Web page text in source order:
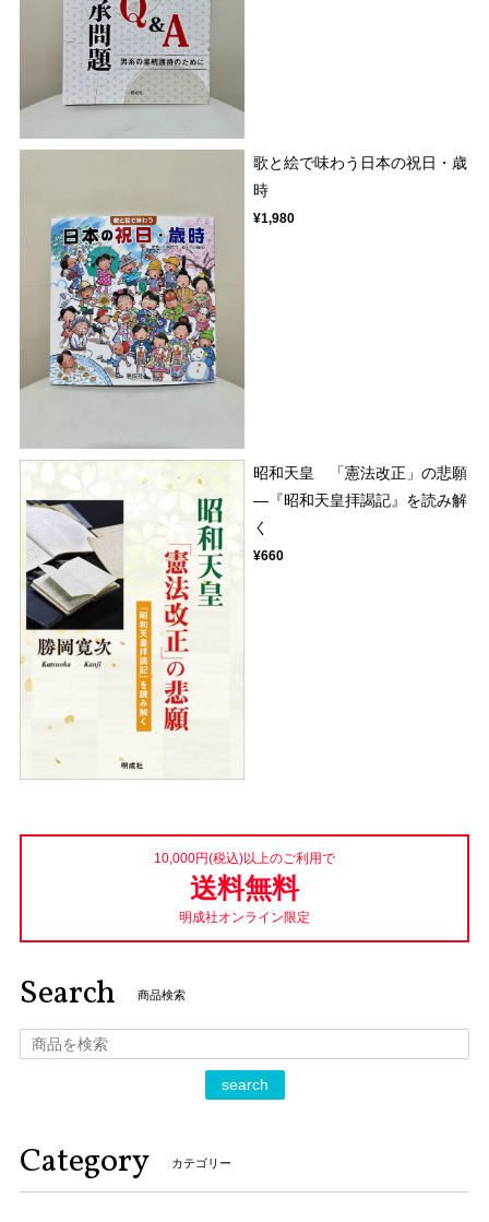
歌と絵で味わう日本の祝日・歳
時
¥1,980
昭和天皇 「憲法改正」の悲願
―『昭和天皇拝謁記』を読み解
く
¥660
10,000円(税込)以上のご利用で
送料無料
明成社オンライン限定
Search 商品検索
search
Category カテゴリー